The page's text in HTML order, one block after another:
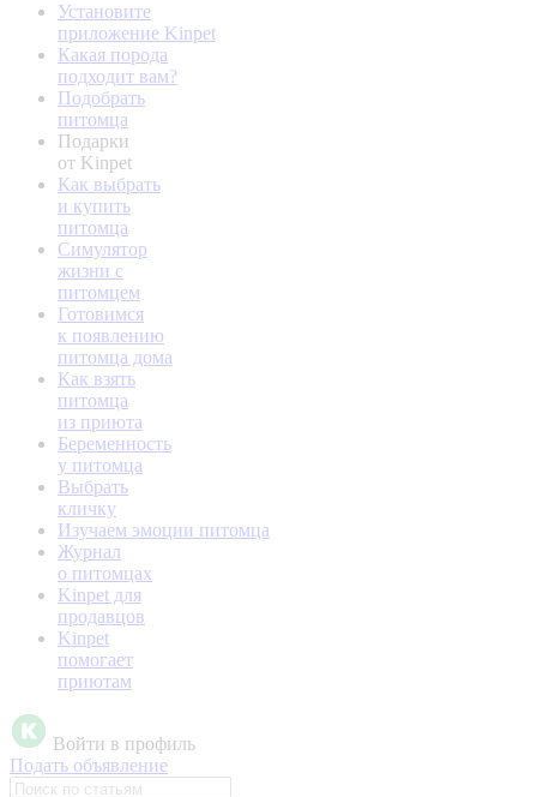
Установите
приложение Kinpet
Какая порода
подходит вам?
Подобрать
питомца
Подарки
от Kinpet
Как выбрать
и купить
питомца
Симулятор
жизни с
питомцем
Готовимся
к появлению
питомца дома
Как взять
питомца
из приюта
Беременность
у питомца
Выбрать
кличку
Изучаем эмоции питомца
Журнал
о питомцах
Kinpet для
продавцов
Kinpet
помогает
приютам
Войти в профиль
Подать объявление